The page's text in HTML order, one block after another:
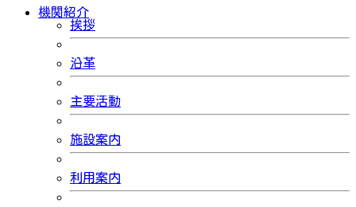
機関紹介
挨拶
沿革
主要活動
施設案内
利用案内